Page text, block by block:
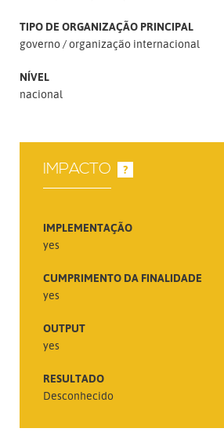
TIPO DE ORGANIZAÇÃO PRINCIPAL
governo
organização internacional
NÍVEL
nacional
IMPACTO ?
IMPLEMENTAÇÃO
yes
CUMPRIMENTO DA FINALIDADE
yes
OUTPUT
yes
RESULTADO
Desconhecido